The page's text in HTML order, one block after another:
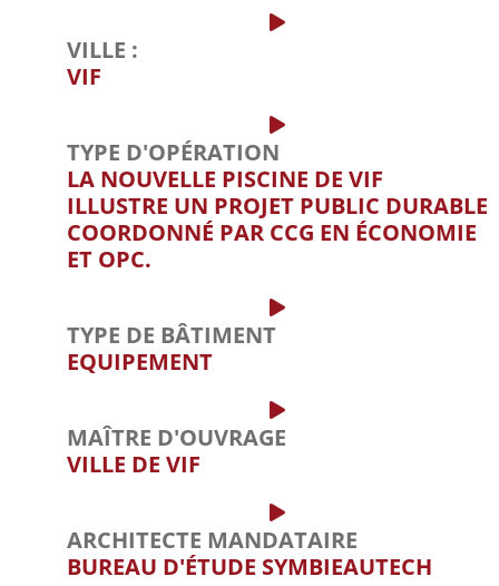
VILLE :
VIF
TYPE D'OPÉRATION
LA NOUVELLE PISCINE DE VIF
ILLUSTRE UN PROJET PUBLIC DURABLE
COORDONNÉ PAR CCG EN ÉCONOMIE
ET OPC.
TYPE DE BÂTIMENT
EQUIPEMENT
MAÎTRE D'OUVRAGE
VILLE DE VIF
ARCHITECTE MANDATAIRE
BUREAU D'ÉTUDE SYMBIEAUTECH